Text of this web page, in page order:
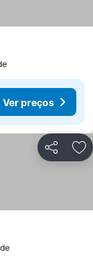
Ver preços
Partilhar